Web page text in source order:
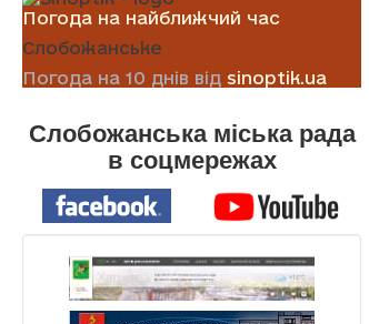
Погода на найближчий час
Слобожанське
Погода на 10 днів від sinoptik.ua
Слобожанська міська рада
в соцмережах